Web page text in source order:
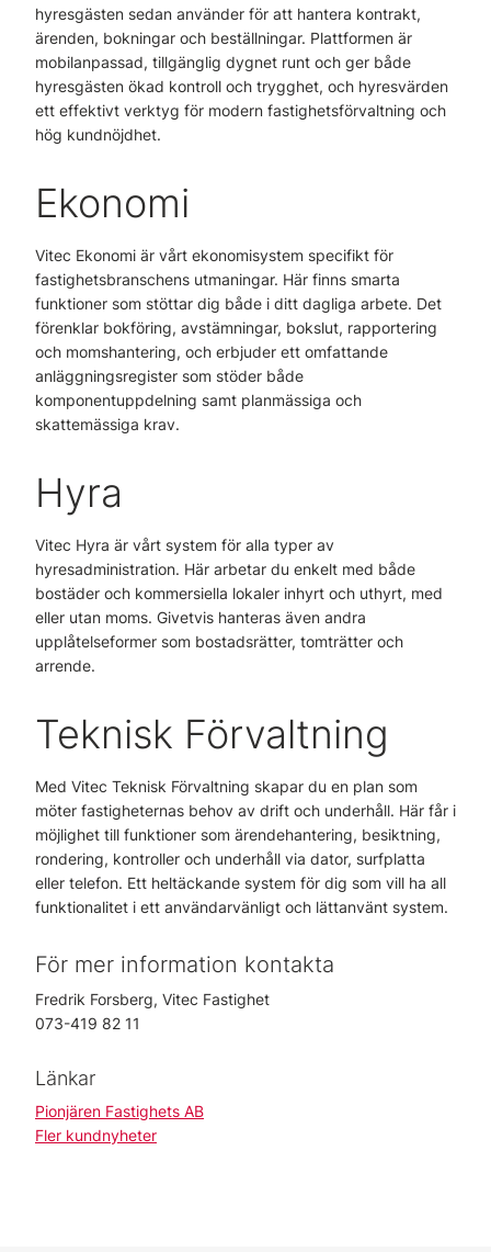
hyresgästen sedan använder för att hantera kontrakt,
ärenden, bokningar och beställningar. Plattformen är
mobilanpassad, tillgänglig dygnet runt och ger både
hyresgästen ökad kontroll och trygghet, och hyresvärden
ett effektivt verktyg för modern fastighetsförvaltning och
hög kundnöjdhet.
Ekonomi
Vitec Ekonomi är vårt ekonomisystem specifikt för
fastighetsbranschens utmaningar. Här finns smarta
funktioner som stöttar dig både i ditt dagliga arbete. Det
förenklar bokföring, avstämningar, bokslut, rapportering
och momshantering, och erbjuder ett omfattande
anläggningsregister som stöder både
komponentuppdelning samt planmässiga och
skattemässiga krav.
Hyra
Vitec Hyra är vårt system för alla typer av
hyresadministration. Här arbetar du enkelt med både
bostäder och kommersiella lokaler inhyrt och uthyrt, med
eller utan moms. Givetvis hanteras även andra
upplåtelseformer som bostadsrätter, tomträtter och
arrende.
Teknisk Förvaltning
Med Vitec Teknisk Förvaltning skapar du en plan som
möter fastigheternas behov av drift och underhåll. Här får i
möjlighet till funktioner som ärendehantering, besiktning,
rondering, kontroller och underhåll via dator, surfplatta
eller telefon. Ett heltäckande system för dig som vill ha all
funktionalitet i ett användarvänligt och lättanvänt system.
För mer information kontakta
Fredrik Forsberg, Vitec Fastighet
073-419 82 11
Länkar
Pionjären Fastighets AB
Fler kundnyheter